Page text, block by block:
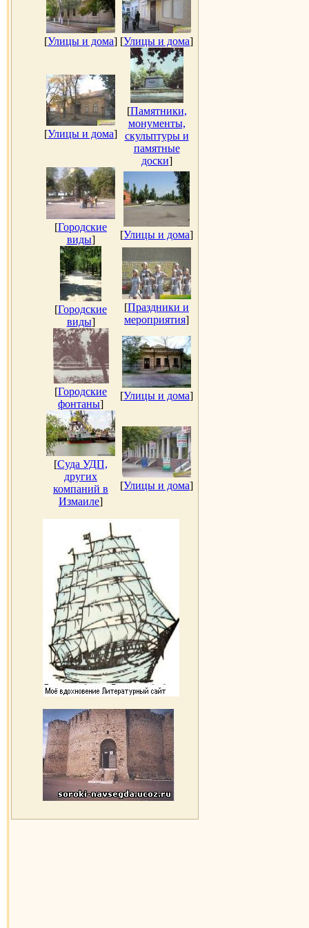
[Улицы и дома] [Улицы и дома]
[Улицы и дома]
[Памятники,
монументы,
скульптуры и
памятные
доски]
[Городские
виды] [Улицы и дома]
[Городские
виды]
[Праздники и
мероприятия]
[Городские
фонтаны]
[Улицы и дома]
[Суда УДП,
других
компаний в
Измаиле]
[Улицы и дома]